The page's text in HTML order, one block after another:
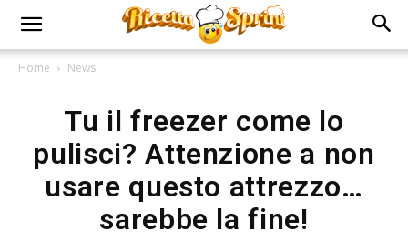
Home News
Tu il freezer come lo
pulisci? Attenzione a non
usare questo attrezzo…
sarebbe la fine!